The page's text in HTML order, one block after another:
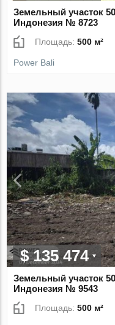
Земельный участок
Индонезия № 8723
Площадь:500 м²
Power Bali
$ 135 474
Земельный участок
Индонезия № 9543
Площадь:500 м²